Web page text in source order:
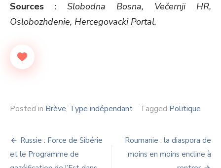
Sources : Slobodna Bosna, Večernji HR,
Oslobozhdenie, Hercegovacki Portal.
Posted in Brève, Type indépendant Tagged Politique
Navigation
de
Russie : Force de Sibérie
et le Programme de
Roumanie : la diaspora de
moins en moins encline à